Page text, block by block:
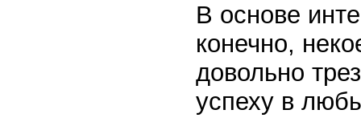
В основе
конечно,
довольно
успеху в